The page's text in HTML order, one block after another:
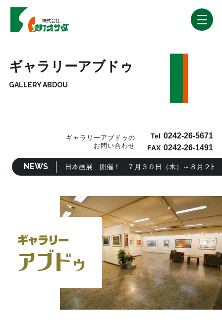
ギャラリーアブドゥ
GALLERY ABDOU
ギャラリーアブドゥの
お問い合わせ
Tel 0242-26-5671
FAX 0242-26-1491
NEWS
青砥昭修 日本画展 開催！ ７月３０日（木）～８月２日（日）